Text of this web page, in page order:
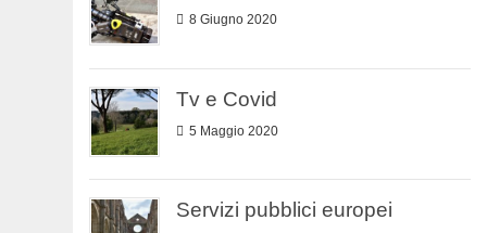
8 Giugno 2020
Tv e Covid
5 Maggio 2020
Servizi pubblici europei